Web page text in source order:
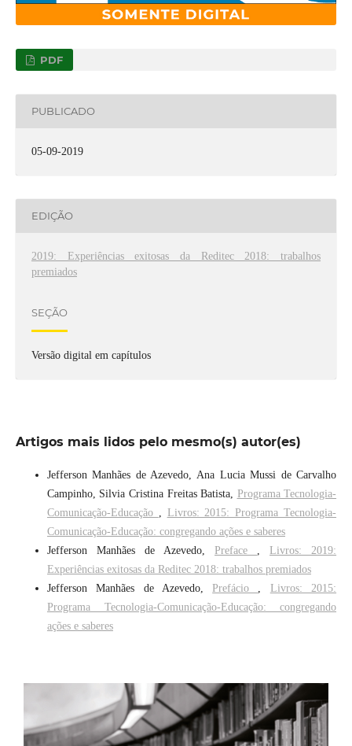
PDF
PUBLICADO
05-09-2019
EDIÇÃO
2019: Experiências exitosas da Reditec 2018: trabalhos
premiados
SEÇÃO
Versão digital em capítulos
Artigos mais lidos pelo mesmo(s) autor(es)
Jefferson Manhães de Azevedo, Ana Lucia Mussi de Carvalho
Campinho, Silvia Cristina Freitas Batista, Programa Tecnologia-
Comunicação-Educação
Livros: 2015: Programa Tecnologia-
Comunicação-Educação: congregando ações e saberes
Jefferson Manhães de Azevedo, Preface
Livros: 2019:
Experiências exitosas da Reditec 2018: trabalhos premiados
Jefferson Manhães de Azevedo, Prefácio
Livros: 2015:
Programa Tecnologia-Comunicação-Educação: congregando
ações e saberes